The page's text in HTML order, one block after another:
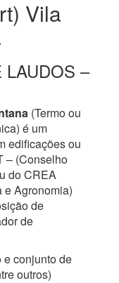
Vila
LAUDOS –
(Termo ou
é um
edificações ou
– (Conselho
do CREA
Agronomia)
de
de
e conjunto de
outros)